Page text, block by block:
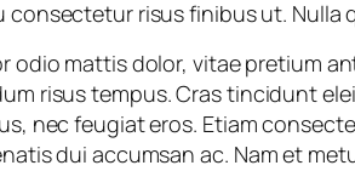
risus finibus ut. Nulla
odio mattis dolor, vitae pretium
risus tempus. Cras tincidunt
nec feugiat eros. Etiam
dui accumsan ac. Nam et